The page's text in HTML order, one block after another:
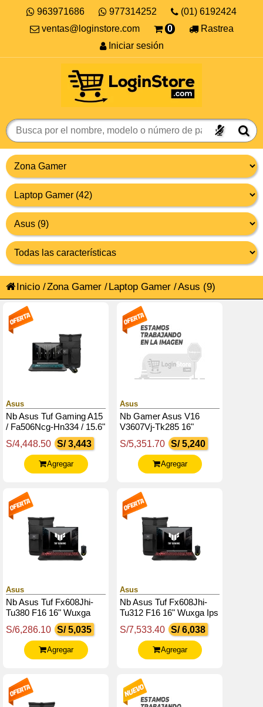
963971686 977314252
(01) 6192424
ventas@loginstore.com
0
Rastrea
Iniciar sesión
Inicio /Zona Gamer /Laptop Gamer /Asus (9)
Asus
Nb Asus Tuf Gaming A15
/ Fa506Ncg-Hn334 / 15.6"
Fhd Ips / Ryzen 7
8845Hs 5.1G / 8G Ddr5 /
Rtx 3050
S/4,448.50 S/ 3,443
Agregar
Asus
Nb Gamer Asus V16
V3607Vj-Tk285 16"
Wuxga / Intel Core 7-
240H / 8Gb Ddr5 / Rtx
3050 6Gb
S/5,351.70 S/ 5,240
Agregar
Asus
Nb Asus Tuf Fx608Jhi-
Tu380 F16 16" Wuxga
Ips, Core I5-14450Hx
4.8Ghz / 8Gb Ddr5 / Rtx
5050 8Gb
S/6,286.10 S/ 5,035
Agregar
Asus
Nb Asus Tuf Fx608Jhi-
Tu312 F16 16" Wuxga Ips
Core I7-14650Hx 5.2Ghz
/ 16Gb Ddr5 / Rtx 5050
S/7,533.40 S/ 6,038
Agregar